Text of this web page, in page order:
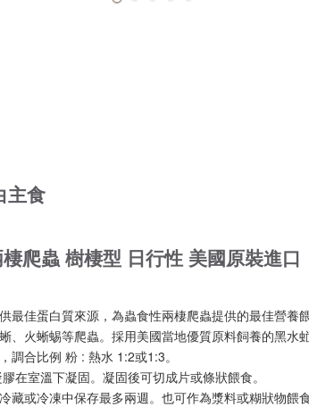
主食
爬蟲 樹棲型 日行性 美國原裝進口
最佳蛋白質來源，為蟲食性兩棲爬蟲提供的最佳營養餵
、火蜥蜴等爬蟲。採用美國當地優質原料飼養的黑水
調合比例 粉 : 熱水 1:2或1:3。
在室溫下凝固。凝固後可切成片或條狀餵食。
藏或冷凍中保存最多兩週。也可作為漿料或糊狀物餵